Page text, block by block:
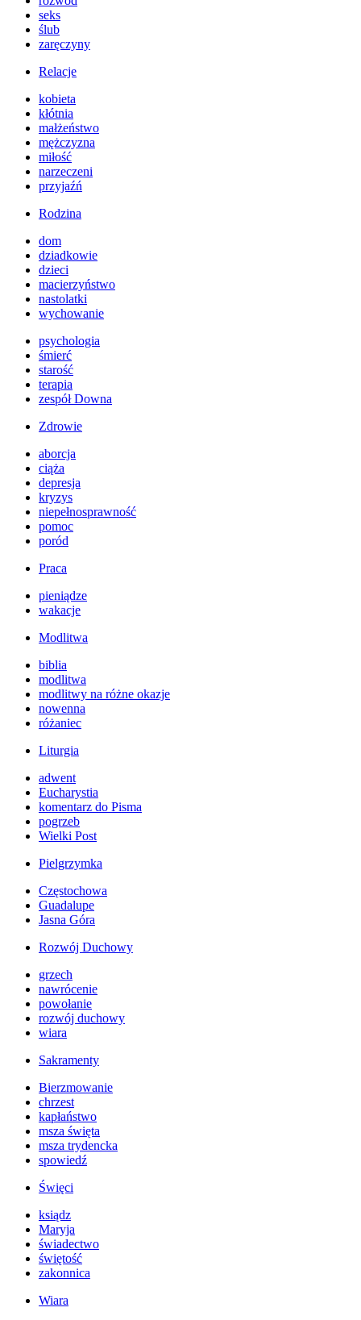
seks
ślub
zaręczyny
Relacje
kobieta
kłótnia
małżeństwo
mężczyzna
miłość
narzeczeni
przyjaźń
Rodzina
dom
dziadkowie
dzieci
macierzyństwo
nastolatki
wychowanie
psychologia
śmierć
starość
terapia
zespół Downa
Zdrowie
aborcja
ciąża
depresja
kryzys
niepełnosprawność
pomoc
poród
Praca
pieniądze
wakacje
Modlitwa
biblia
modlitwa
modlitwy na różne okazje
nowenna
różaniec
Liturgia
adwent
Eucharystia
komentarz do Pisma
pogrzeb
Wielki Post
Pielgrzymka
Częstochowa
Guadalupe
Jasna Góra
Rozwój Duchowy
grzech
nawrócenie
powołanie
rozwój duchowy
wiara
Sakramenty
Bierzmowanie
chrzest
kapłaństwo
msza święta
msza trydencka
spowiedź
Święci
ksiądz
Maryja
świadectwo
świętość
zakonnica
Wiara